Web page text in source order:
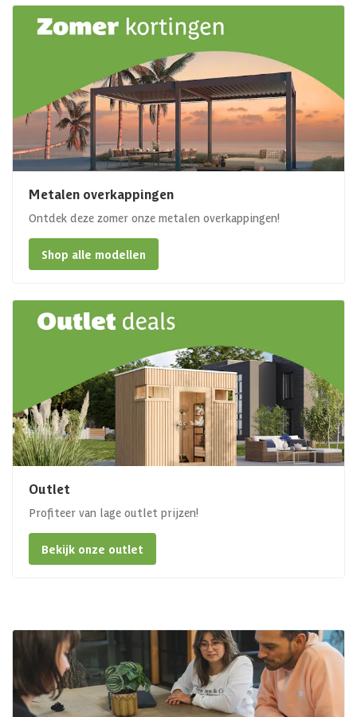
Metalen overkappingen
Ontdek deze zomer onze metalen overkappingen!
Shop alle modellen
Outlet
Profiteer van lage outlet prijzen!
Bekijk onze outlet